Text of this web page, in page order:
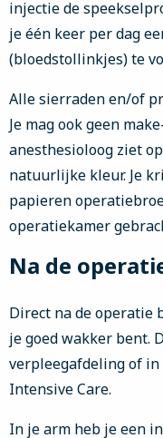
injectie de
je één keer per dag
(bloedstollinkjes) te
Alle sierraden en/of
Je mag ook geen
anesthesioloog ziet
natuurlijke kleur. Je
papieren
operatiekamer
Na de
Direct na de operatie
je goed wakker bent.
verpleegafdeling of in
Intensive Care.
In je arm heb je een